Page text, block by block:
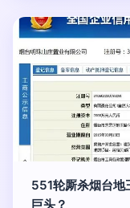
551轮厮杀烟台地
巨头？